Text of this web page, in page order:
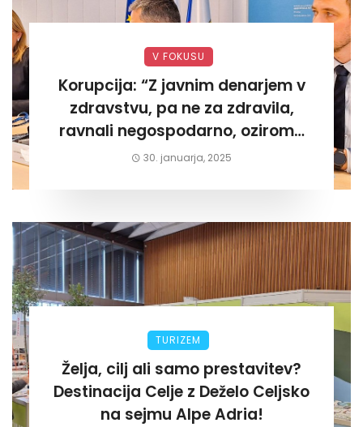
V FOKUSU
Korupcija: “Z javnim denarjem v
zdravstvu, pa ne za zdravila,
ravnali negospodarno, oziroma
za lastni žep. Tokrat na Žalskem«
30. januarja, 2025
TURIZEM
Želja, cilj ali samo prestavitev?
Destinacija Celje z Deželo Celjsko
na sejmu Alpe Adria!